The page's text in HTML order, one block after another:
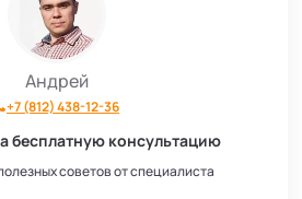
Андрей
+7 (812) 438-12-36
бесплатную консультацию
советов от специалиста